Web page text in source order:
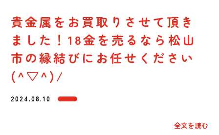
貴金属をお買取りさせて頂き
ました！18金を売るなら松山
市の縁結びにお任せください
(^▽^)/
2024.08.10
全文を読む